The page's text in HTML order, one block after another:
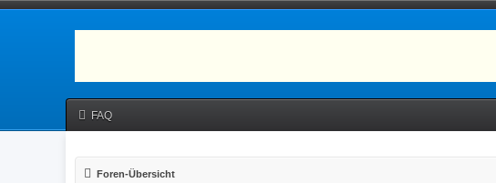
FAQ
Foren-Übersicht